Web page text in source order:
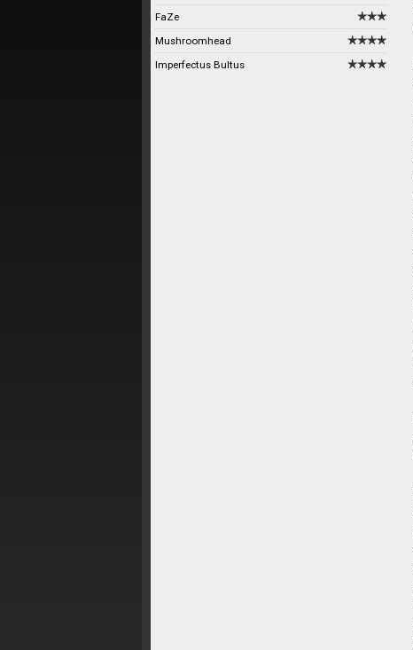
FaZe
Mushroomhead
Imperfectus Bultus